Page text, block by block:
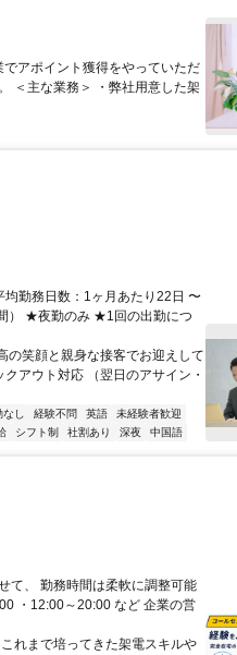
アポイント獲得をやっていただ
＜主な業務＞ ・弊社用意した架
勤務日数：1ヶ月あたり22日 〜
） ★夜勤のみ ★1回の出勤につ
の笑顔と親身な接客でお迎えして
アウト対応 （翌日のアサイン・
し 経験不問 英語
未経験者歓迎
シフト制 社割あり 深夜 中国語
て、 勤務時間は柔軟に調整可能
・12:00～20:00 など 企業の営
れまで培ってきた架電スキルや